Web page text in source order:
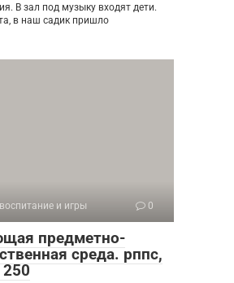
В зал под музыку входят дети.
в наш садик пришло
и игры 0
предметно-
среда. рппс,
250